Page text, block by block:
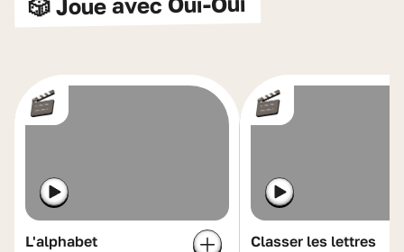
L'alphabet
Classer les lettres